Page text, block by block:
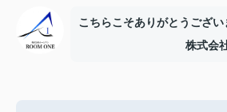
こちらこそありがとうござい
株式会